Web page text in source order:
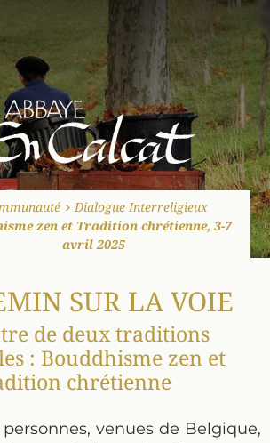
d'En Calcat
Dialogue Interreligieux
zen et Tradition chrétienne, 3-7
avril 2025
SUR LA VOIE
de deux traditions
: Bouddhisme zen et
chrétienne
venues de Belgique,